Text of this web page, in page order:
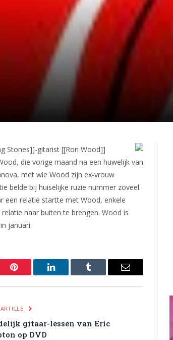
Stones]]-gitarist [[Ron Wood]]
die vorige maand na een huwelijk van
met wie Wood zijn ex-vrouw
belde bij huiselijke ruzie nummer zoveel.
een relatie startte met Wood, enkele
naar buiten te brengen. Wood is
januari.
Pinterest LinkedIn Tumblr Email
gitaar-lessen van Eric
op DVD